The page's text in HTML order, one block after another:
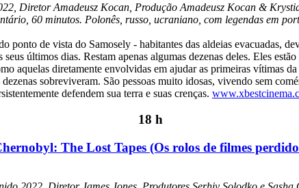
Diretor Amadeusz Kocan, Produção Amadeusz Kocan &
60 minutos. Polonês, russo, ucraniano, com legendas em
de vista do Samosely - habitantes das aldeias evacuadas,
últimos dias. Restam apenas algumas dezenas deles. Eles
aquelas diretamente envolvidas em ajudar as primeiras vítimas
sobreviveram. São pessoas muito idosas, vivendo sem
defendem sua terra e suas crenças.
18 h
The Lost Tapes (Os rolos de filmes